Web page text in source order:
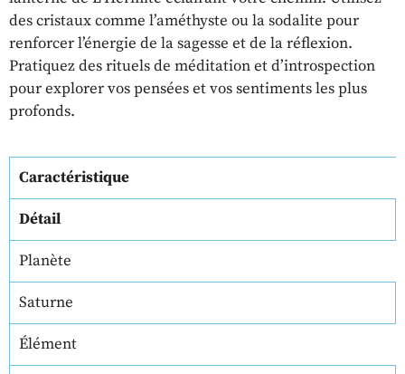
des cristaux comme l’améthyste ou la sodalite pour
renforcer l’énergie de la sagesse et de la réflexion.
Pratiquez des rituels de méditation et d’introspection
pour explorer vos pensées et vos sentiments les plus
profonds.
Caractéristique
Détail
Planète
Saturne
Élément